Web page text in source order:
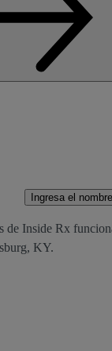
Ingresa el
de Inside Rx
KY.